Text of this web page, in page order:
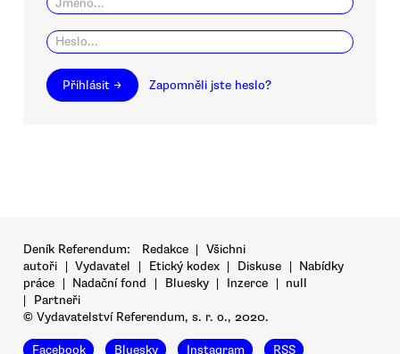
Přihlásit → Zapomněli jste heslo?
Deník Referendum: Redakce | Všichni
autoři | Vydavatel | Etický kodex | Diskuse | Nabídky
práce | Nadační fond | Bluesky | Inzerce | null
|
Partneři
© Vydavatelství Referendum, s. r. o., 2020.
Facebook Bluesky Instagram RSS